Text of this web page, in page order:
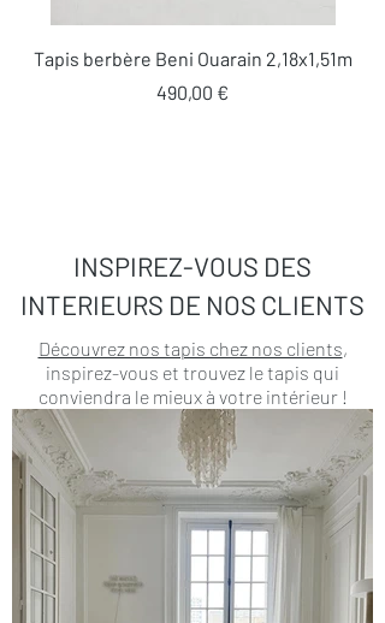
Tapis berbère Beni Ouarain 2,18x1,51m
Prix
490,00 €
INSPIREZ-VOUS DES
INTERIEURS DE NOS CLIENTS
Découvrez nos tapis chez nos clients,
inspirez-vous et trouvez le tapis qui
conviendra le mieux à votre intérieur !